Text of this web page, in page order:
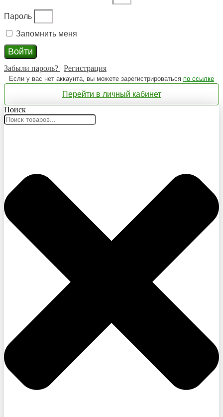
Пароль
Запомнить меня
Войти
Забыли пароль? | Регистрация
Если у вас нет аккаунта, вы можете зарегистрироваться по ссылке
Перейти в личный кабинет
Поиск